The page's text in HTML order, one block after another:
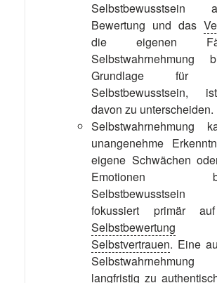
Bewertung und das
die eigenen
Selbstwahrnehmung
Grundlage für
Selbstbewusstsein,
davon zu unterscheiden.
Selbstwahrnehmung
unangenehme
eigene Schwächen
Emotionen
Selbstbewusstsein
fokussiert primär
Selbstbewertung
Selbstvertrauen. Eine
langfristig zu